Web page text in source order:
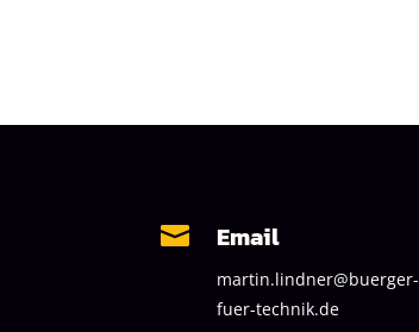
 Email
martin.lindner@buerger-
fuer-technik.de